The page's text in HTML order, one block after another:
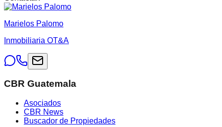
Marielos Palomo
Inmobiliaria OT&A
CBR Guatemala
Asociados
CBR News
Buscador de Propiedades